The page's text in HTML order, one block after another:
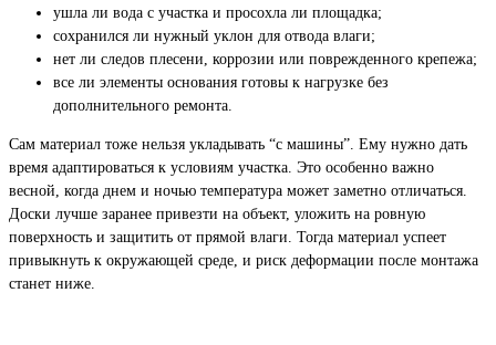
ушла ли вода с участка и просохла ли площадка;
сохранился ли нужный уклон для отвода влаги;
нет ли следов плесени, коррозии или поврежденного крепежа;
все ли элементы основания готовы к нагрузке без
дополнительного ремонта.
Сам материал тоже нельзя укладывать “с машины”. Ему нужно дать
время адаптироваться к условиям участка. Это особенно важно
весной, когда днем и ночью температура может заметно отличаться.
Доски лучше заранее привезти на объект, уложить на ровную
поверхность и защитить от прямой влаги. Тогда материал успеет
привыкнуть к окружающей среде, и риск деформации после монтажа
станет ниже.